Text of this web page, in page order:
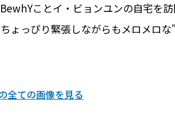
ことイ・ビョンユンの自宅を
ょっぴり緊張しながらもメロメロ
全ての画像を見る